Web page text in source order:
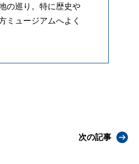
の巡り。特に歴史や
ミュージアムへよく
次の記事